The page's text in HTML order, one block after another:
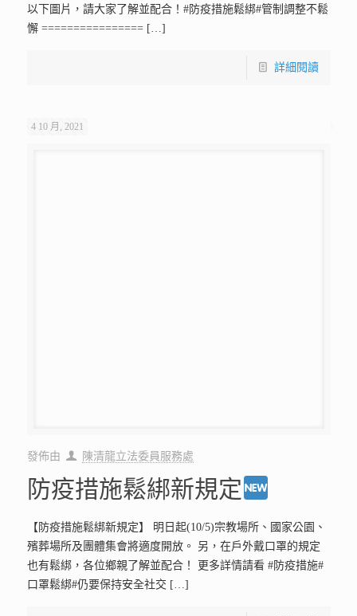
以下圖片，請大家了解並配合！#防疫措施鬆綁#管制調整不鬆
懈 ================[…]
詳細閱讀
4 10 月, 2021
發佈由 陳清龍立法委員服務處
防疫措施鬆綁新規定
【防疫措施鬆綁新規定】 明日起(10/5)宗教場所、國家公園、
殯葬場所及團體集會將適度開放。 另，在戶外戴口罩的規定
也有鬆綁，各位鄉親了解並配合！ 更多詳情請看 #防疫措施#
口罩鬆綁#仍要保持安全社交 […]